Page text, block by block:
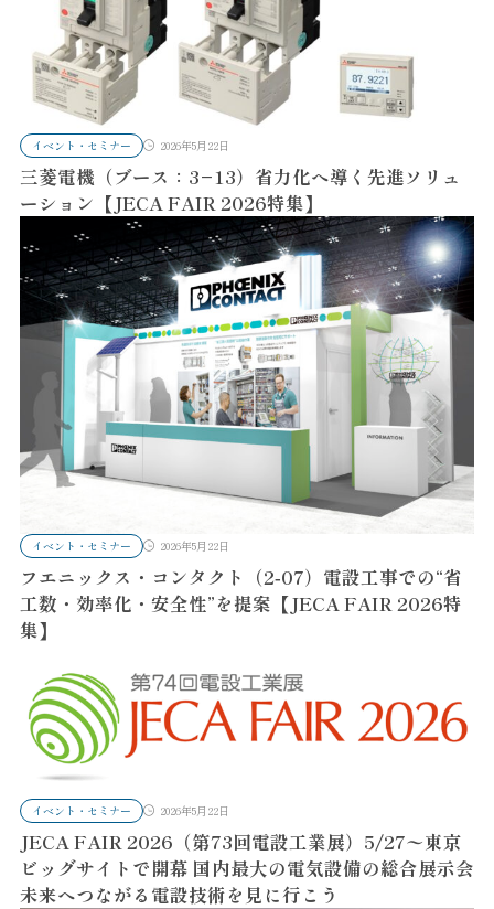
イベント・セミナー 2026年5月22日
三菱電機（ブース：3−13）省力化へ導く先進ソリュ
ーション【JECA FAIR 2026特集】
イベント・セミナー 2026年5月22日
フエニックス・コンタクト（2‑07）電設工事での“省
工数・効率化・安全性”を提案【JECA FAIR 2026特
集】
イベント・セミナー 2026年5月22日
JECA FAIR 2026（第73回電設工業展）5/27〜東京
ビッグサイトで開幕 国内最大の電気設備の総合展示会
未来へつながる電設技術を見に行こう